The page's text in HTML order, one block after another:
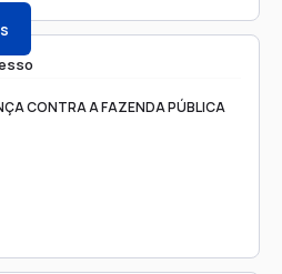
CONTRA A FAZENDA PÚBLICA